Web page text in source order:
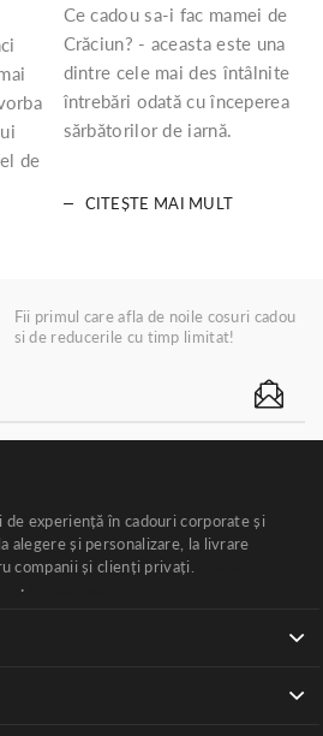
de
Ce cadou sa-i fac mamei de
Crăciun? - aceasta este una
dintre cele mai des întâlnite
întrebări odată cu începerea
sărbătorilor de iarnă.
CITEȘTE MAI MULT
Fii primul care afla de noile cosuri cadou
si de reducerile cu timp limitat!
de experiență în cadouri corporate și
alegere și personalizare, la livrare
companii și clienți privați.
·